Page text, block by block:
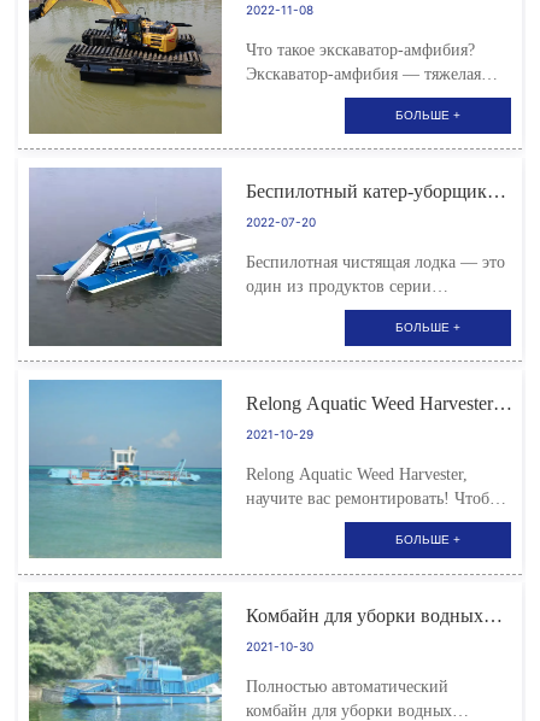
2022-11-08
Что такое экскаватор-амфибия?
Экскаватор-амфибия — тяжелая
техника, предназначенная для
земляных, дноуглубительных,
других строительных работ в
многих других сценариях и
условиях использование
БОЛЬШЕ +
Беспилотный катер-уборщик
защищает океаны
2022-07-20
Беспилотная чистящая лодка — это
один из продуктов серии
беспилотных интеллектуальных
водных устройств, совместно
разработанных Qingdao Relong и
БОЛЬШЕ +
Relong Aquatic Weed Harvester,
научите вас ремонтировать!
2021-10-29
Relong Aquatic Weed Harvester,
научите вас ремонтировать! Чтобы
обеспечить безопасность комбайна
для уборки водных сорняков и
облегчить будущие операции, нам
ремонтировать комбайн. Поскольку
харвестер представляет собой
дополнение к осторожности и
осторожности при техническом
БОЛЬШЕ +
Комбайн для уборки водных
сорняков Relong завоевал
рынке как дома, так и за
рубежом!
2021-10-30
Полностью автоматический
комбайн для уборки водных